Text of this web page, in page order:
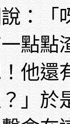
：「
點點
他還
」於